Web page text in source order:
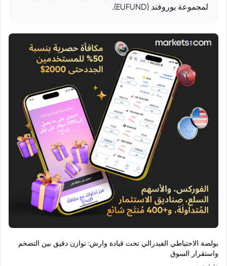
لمجموعة يوروفند (EUFUND).
بولصة الاحتياطي الفيدرالي تحت قيادة وارش: توازن دقيق بين التضخم
واستقرار السوق